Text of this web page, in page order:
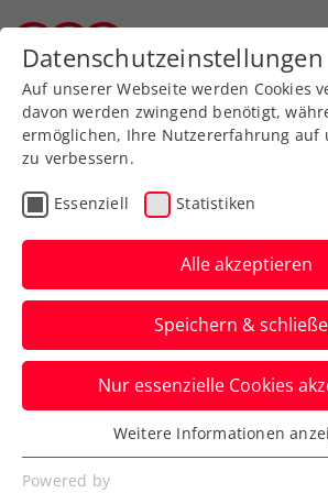
Zurück zur Newsübersicht
Allgemeine Klasse
Anna-Lena
fache Vize-
Staatsmeisterin
Staatsmeisterschaften in
Datenschutzeinstellungen
Auf unserer Webseite werden Cookies
davon werden zwingend benötigt,
ermöglichen, Ihre Nutzererfahrung auf
zu verbessern.
Essenziell Statistiken
Alle akzeptieren
Speichern &
Nur essenzielle Cookies
Essenziell
Essenzielle Cookies werden für
Weitere Informationen
Powered by